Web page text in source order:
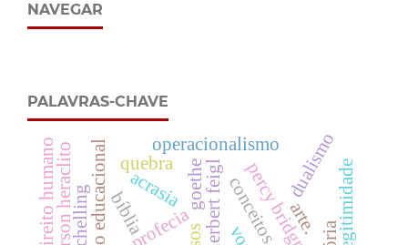
NAVEGAR
PALAVRAS-CHAVE
herbert feigl
bíbliaprofecia
acrasia
operacionalismo
percy bridgman
arte.
schelling legitimidade
ayrson heraclito
direito humano goethe dualismo
quebra